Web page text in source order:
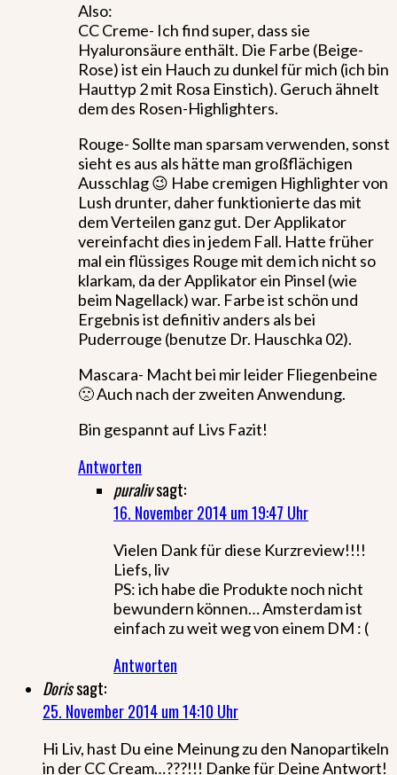
Also:
CC Creme- Ich find super, dass sie
Hyaluronsäure enthält. Die Farbe (Beige-
Rose) ist ein Hauch zu dunkel für mich (ich bin
Hauttyp 2 mit Rosa Einstich). Geruch ähnelt
dem des Rosen-Highlighters.
Rouge- Sollte man sparsam verwenden, sonst
sieht es aus als hätte man großflächigen
Ausschlag 😉 Habe cremigen Highlighter von
Lush drunter, daher funktionierte das mit
dem Verteilen ganz gut. Der Applikator
vereinfacht dies in jedem Fall. Hatte früher
mal ein flüssiges Rouge mit dem ich nicht so
klarkam, da der Applikator ein Pinsel (wie
beim Nagellack) war. Farbe ist schön und
Ergebnis ist definitiv anders als bei
Puderrouge (benutze Dr. Hauschka 02).
Mascara- Macht bei mir leider Fliegenbeine
🙁 Auch nach der zweiten Anwendung.
Bin gespannt auf Livs Fazit!
Antworten
puralivsagt:
16. November 2014 um 19:47 Uhr
Vielen Dank für diese Kurzreview!!!!
Liefs, liv
PS: ich habe die Produkte noch nicht
bewundern können… Amsterdam ist
einfach zu weit weg von einem DM : (
Antworten
Dorissagt:
25. November 2014 um 14:10 Uhr
Hi Liv, hast Du eine Meinung zu den Nanopartikeln
in der CC Cream…???!!! Danke für Deine Antwort!